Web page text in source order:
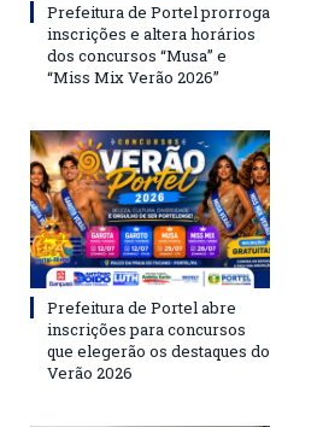
Prefeitura de Portel prorroga
inscrições e altera horários
dos concursos “Musa” e
“Miss Mix Verão 2026”
Prefeitura de Portel abre
inscrições para concursos
que elegerão os destaques do
Verão 2026